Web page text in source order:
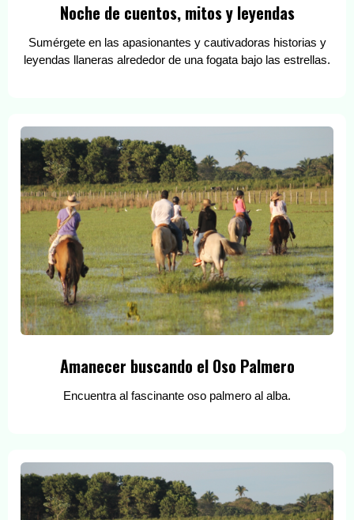
Noche de cuentos, mitos y leyendas
Sumérgete en las apasionantes y cautivadoras historias y
leyendas llaneras alrededor de una fogata bajo las estrellas.
Amanecer buscando el Oso Palmero
Encuentra al fascinante oso palmero al alba.